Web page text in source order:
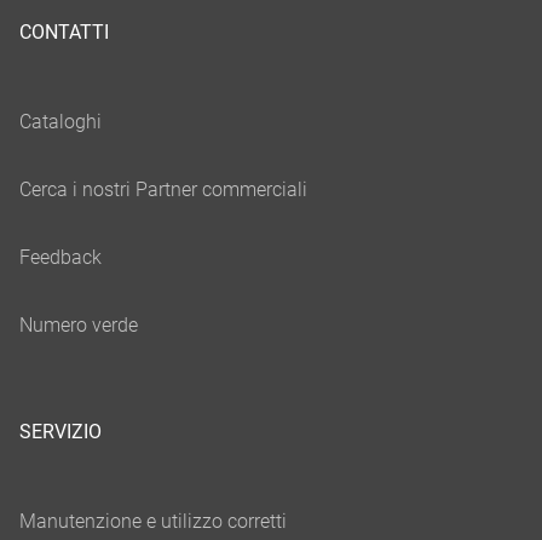
CONTATTI
SERVIZIO